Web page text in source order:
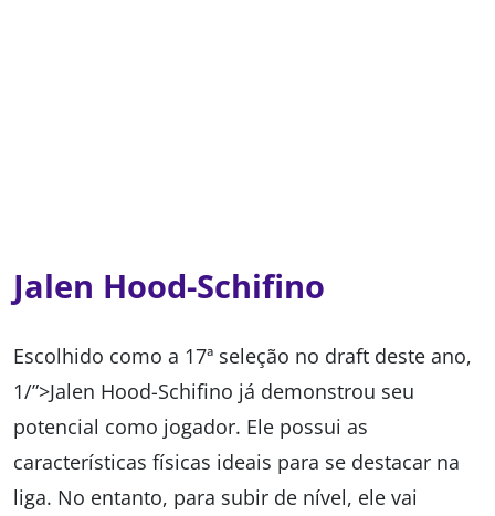
Jalen Hood-Schifino
Escolhido como a 17ª seleção no draft deste ano,
1/”>Jalen Hood-Schifino já demonstrou seu
potencial como jogador. Ele possui as
características físicas ideais para se destacar na
liga. No entanto, para subir de nível, ele vai